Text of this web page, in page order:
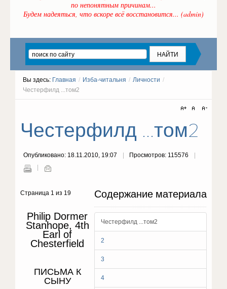
по непонятным причинам...
Будем надеяться, что вскоре всё восстановится... (admin)
Вы здесь: Главная / Изба-читальня / Личности /
Честерфилд ...том2
Честерфилд ...том2
Опубликовано: 18.11.2010, 19:07 Просмотров: 115576
Содержание материала
Честерфилд ...том2
2
3
4
Страница 1 из 19
Philip Dormer
Stanhope, 4th
Earl of
Chesterfield
ПИСЬМА К
СЫНУ